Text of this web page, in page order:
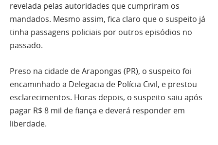
revelada pelas autoridades que cumpriram os
mandados. Mesmo assim, fica claro que o suspeito já
tinha passagens policiais por outros episódios no
passado.
Preso na cidade de Arapongas (PR), o suspeito foi
encaminhado a Delegacia de Polícia Civil, e prestou
esclarecimentos. Horas depois, o suspeito saiu após
pagar R$ 8 mil de fiança e deverá responder em
liberdade.